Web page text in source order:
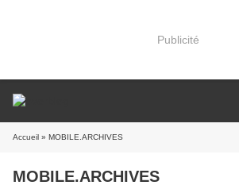
Publicité
Accueil » MOBILE.ARCHIVES
MOBILE.ARCHIVES